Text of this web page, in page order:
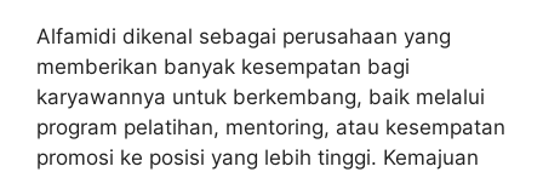
Alfamidi dikenal sebagai perusahaan yang
memberikan banyak kesempatan bagi
karyawannya untuk berkembang, baik melalui
program pelatihan, mentoring, atau kesempatan
promosi ke posisi yang lebih tinggi. Kemajuan